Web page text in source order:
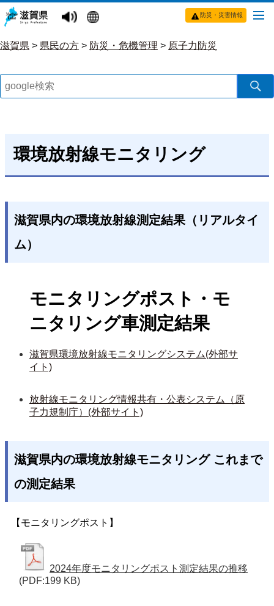
防災・災害情報
滋賀県 > 県民の方 > 防災・危機管理 > 原子力防災
環境放射線モニタリング
滋賀県内の環境放射線測定結果（リアルタイ
ム）
モニタリングポスト・モ
ニタリング車測定結果
滋賀県環境放射線モニタリングシステム(外部サ
イト)
放射線モニタリング情報共有・公表システム（原
子力規制庁）(外部サイト)
滋賀県内の環境放射線モニタリング これまで
の測定結果
【モニタリングポスト】
2024年度モニタリングポスト測定結果の推移
(PDF:199 KB)